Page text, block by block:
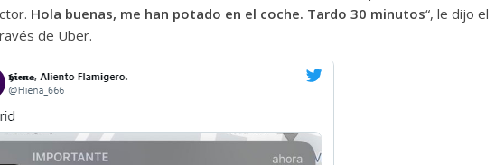
Hola buenas, me han potado en el coche. Tardo 30 minutos“, le dijo el
de Uber.